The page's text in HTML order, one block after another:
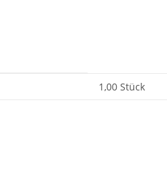
1,00 Stück